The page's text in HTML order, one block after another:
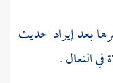
بعد إيراد حديث
النعال .